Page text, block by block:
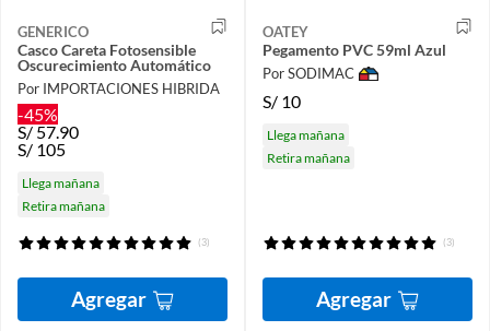
GENERICO
Casco Careta Fotosensible
Oscurecimiento Automático
Por IMPORTACIONES HIBRIDA
-45%
S/ 57.90
S/ 105
Llega mañana
Retira mañana
(3)
Agregar
OATEY
Pegamento PVC 59ml Azul
Por SODIMAC
S/ 10
Llega mañana
Retira mañana
(3)
Agregar